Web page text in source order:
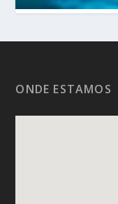
ONDE ESTAMOS